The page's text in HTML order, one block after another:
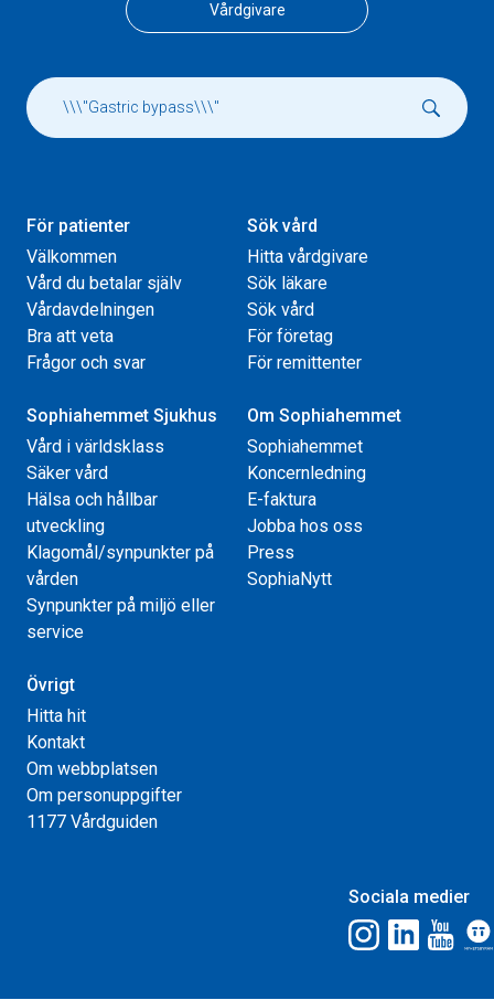
Vårdgivare
För patienter
Välkommen
Vård du betalar själv
Vårdavdelningen
Bra att veta
Frågor och svar
Sök vård
Hitta vårdgivare
Sök läkare
Sök vård
För företag
För remittenter
Sophiahemmet Sjukhus
Vård i världsklass
Säker vård
Hälsa och hållbar
utveckling
Klagomål/synpunkter på
vården
Synpunkter på miljö eller
service
Om Sophiahemmet
Sophiahemmet
Koncernledning
E-faktura
Jobba hos oss
Press
SophiaNytt
Övrigt
Hitta hit
Kontakt
Om webbplatsen
Om personuppgifter
1177 Vårdguiden
Sociala medier